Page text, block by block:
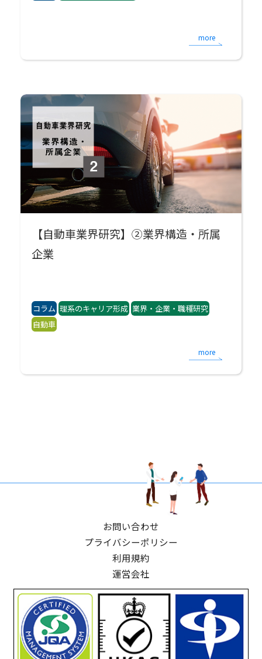
more
【自動車業界研究】②業界構造・所属
企業
コラム 理系のキャリア形成 業界・企業・職種研究
自動車
more
お問い合わせ
プライバシーポリシー
利用規約
運営会社